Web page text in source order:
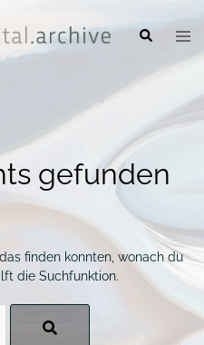
Suche
gefunden
finden konnten, wonach du
die Suchfunktion.